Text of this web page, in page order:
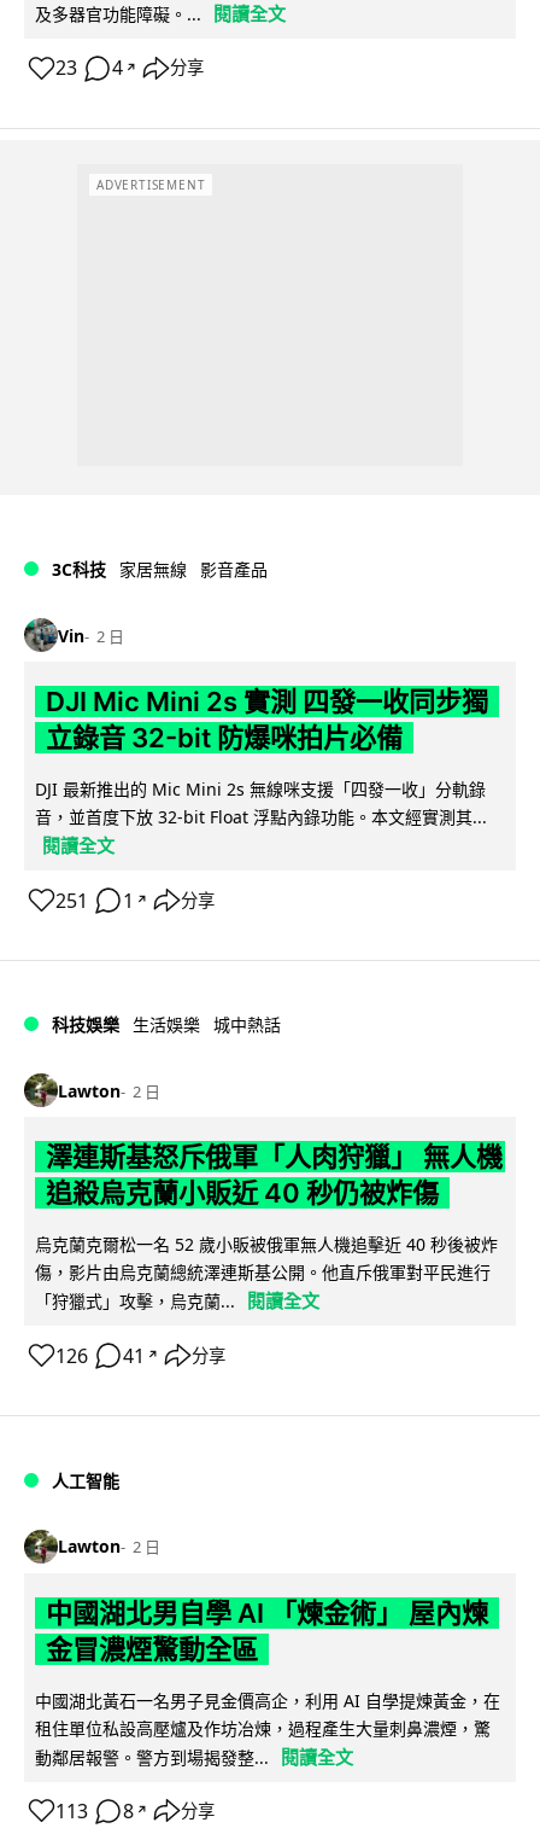
及多器官功能障礙。...
閱讀全文
23 4 ↗ 分享
ADVERTISEMENT
3C科技 家居無線 影音產品
Vin 2 日
DJI Mic Mini 2s 實測 四發一收同步獨
立錄音 32-bit 防爆咪拍片必備
DJI 最新推出的 Mic Mini 2s 無線咪支援「四發一收」分軌錄
音，並首度下放 32-bit Float 浮點內錄功能。本文經實測其...
閱讀全文
251 1 ↗ 分享
科技娛樂 生活娛樂 城中熱話
Lawton 2 日
澤連斯基怒斥俄軍「人肉狩獵」 無人機
追殺烏克蘭小販近 40 秒仍被炸傷
烏克蘭克爾松一名 52 歲小販被俄軍無人機追擊近 40 秒後被炸
傷，影片由烏克蘭總統澤連斯基公開。他直斥俄軍對平民進行
「狩獵式」攻擊，烏克蘭...
閱讀全文
126 41 ↗ 分享
人工智能
Lawton 2 日
中國湖北男自學 AI 「煉金術」 屋內煉
金冒濃煙驚動全區
中國湖北黃石一名男子見金價高企，利用 AI 自學提煉黃金，在
租住單位私設高壓爐及作坊冶煉，過程產生大量刺鼻濃煙，驚
動鄰居報警。警方到場揭發整...
閱讀全文
113 8 ↗ 分享